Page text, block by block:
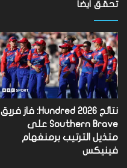
تحقق أيضا
نتائج Hundred 2026: فاز فريق
Southern Brave على
متذيل الترتيب برمنغهام
فينيكس